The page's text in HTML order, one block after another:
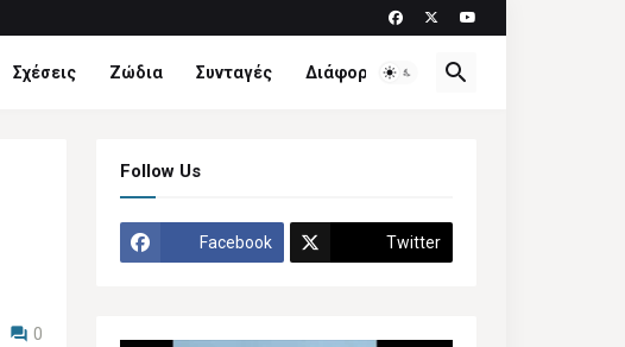
Σχέσεις Ζώδια Συνταγές Διάφορα
0
Follow Us
Facebook Twitter